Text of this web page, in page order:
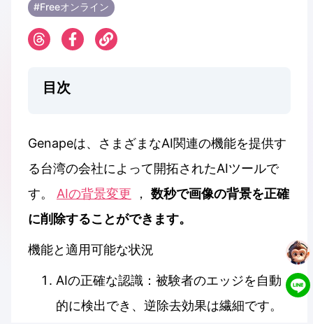
#Freeオンライン
目次
Genapeは、さまざまなAI関連の機能を提供す
る台湾の会社によって開拓されたAIツールで
す。 AIの背景変更 ， 数秒で画像の背景を正確
に削除することができます。
機能と適用可能な状況
AIの正確な認識：被験者のエッジを自動
的に検出でき、逆除去効果は繊細です。